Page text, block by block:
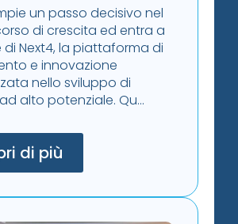
un passo decisivo nel
di crescita ed entra a
Next4, la piattaforma di
e innovazione
nello sviluppo di
alto potenziale. Qu...
di più